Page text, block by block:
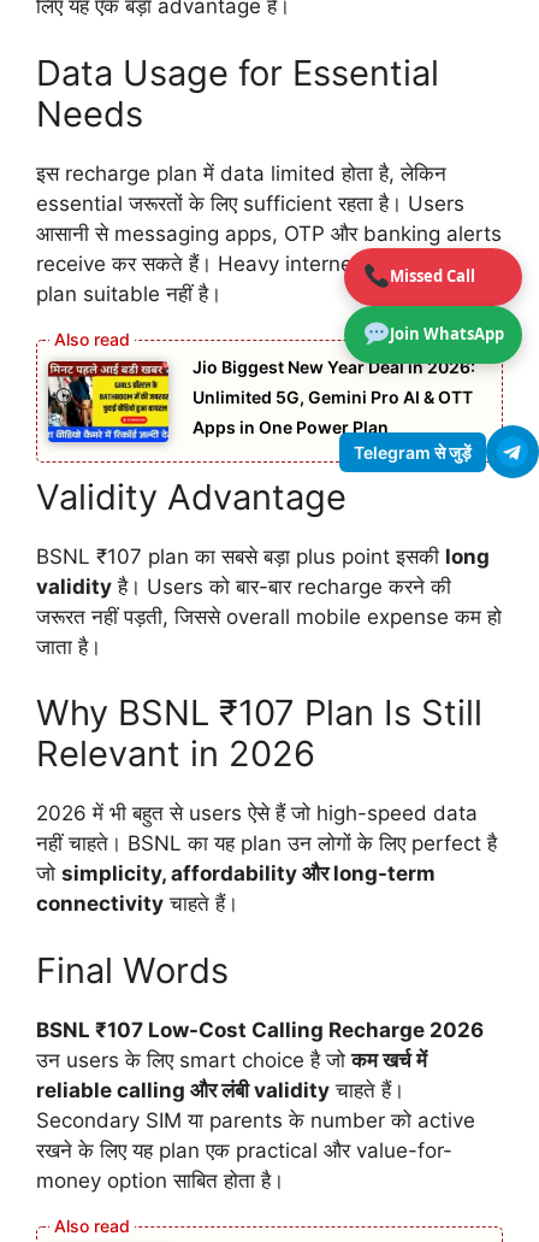
Missed Call
Join WhatsApp
लिए यह एक बड़ा advantage है।
Data Usage for Essential
Needs
इस recharge plan में data limited होता है, लेकिन
essential जरूरतों के लिए sufficient रहता है। Users
आसानी से messaging apps, OTP और banking alerts
receive कर सकते हैं। Heavy internet users के लिए यह
plan suitable नहीं है।
Jio Biggest New Year Deal in 2026:
Unlimited 5G, Gemini Pro AI & OTT
Apps in One Power Plan
Validity Advantage
BSNL ₹107 plan का सबसे बड़ा plus point इसकी long
validity है। Users को बार-बार recharge करने की
जरूरत नहीं पड़ती, जिससे overall mobile expense कम हो
जाता है।
Why BSNL ₹107 Plan Is Still
Relevant in 2026
2026 में भी बहुत से users ऐसे हैं जो high-speed data
नहीं चाहते। BSNL का यह plan उन लोगों के लिए perfect है
जो simplicity, affordability और long-term
connectivity चाहते हैं।
Final Words
BSNL ₹107 Low-Cost Calling Recharge 2026
उन users के लिए smart choice है जोकम खर्च में
reliable calling और लंबी validity चाहते हैं।
Secondary SIM या parents के number को active
रखने के लिए यह plan एक practical और value-for-
money option साबित होता है।
Telegram से जुड़ें